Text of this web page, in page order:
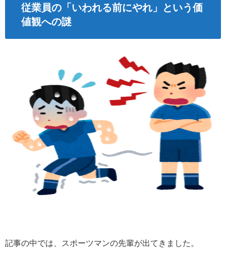
従業員の「いわれる前にやれ」という価
値観への謎
記事の中では、スポーツマンの先輩が出てきました。